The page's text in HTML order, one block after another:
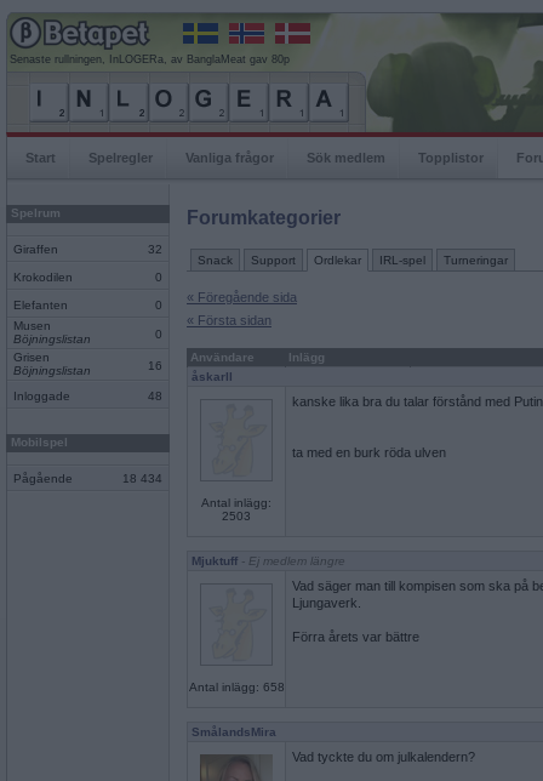
Senaste rullningen, InLOGERa, av BanglaMeat gav 80p
Start Spelregler Vanliga frågor Sök medlem Topplistor
Spelrum
Giraffen 32
Krokodilen 0
Elefanten
0
Musen
Böjningslistan
0
Grisen
Böjningslistan
16
Inloggade 48
Mobilspel
Pågående 18 434
Forumkategorier
Snack Support Ordlekar IRL-spel Turneringar
« Föregående sida
« Första sidan
Användare
Inlägg
åskarll
Antal inlägg:
2503
kanske lika bra du talar förstånd med
ta med en burk röda ulven
Mjuktuff - Ej medlem längre
Antal inlägg: 658
Vad säger man till kompisen som ska på
Ljungaverk.
Förra årets var bättre
SmålandsMira
Vad tyckte du om julkalendern?